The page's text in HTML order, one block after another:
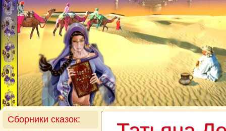
Сборники сказок: